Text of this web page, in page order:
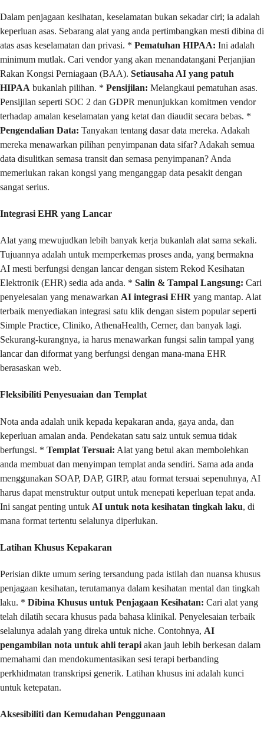
Dalam penjagaan kesihatan, keselamatan bukan sekadar ciri; ia adalah
keperluan asas. Sebarang alat yang anda pertimbangkan mesti dibina di
atas asas keselamatan dan privasi. * Pematuhan HIPAA: Ini adalah
minimum mutlak. Cari vendor yang akan menandatangani Perjanjian
Rakan Kongsi Perniagaan (BAA). Setiausaha AI yang patuh
HIPAA bukanlah pilihan. * Pensijilan: Melangkaui pematuhan asas.
Pensijilan seperti SOC 2 dan GDPR menunjukkan komitmen vendor
terhadap amalan keselamatan yang ketat dan diaudit secara bebas. *
Pengendalian Data: Tanyakan tentang dasar data mereka. Adakah
mereka menawarkan pilihan penyimpanan data sifar? Adakah semua
data disulitkan semasa transit dan semasa penyimpanan? Anda
memerlukan rakan kongsi yang menganggap data pesakit dengan
sangat serius.
Integrasi EHR yang Lancar
Alat yang mewujudkan lebih banyak kerja bukanlah alat sama sekali.
Tujuannya adalah untuk memperkemas proses anda, yang bermakna
AI mesti berfungsi dengan lancar dengan sistem Rekod Kesihatan
Elektronik (EHR) sedia ada anda. * Salin & Tampal Langsung: Cari
penyelesaian yang menawarkan AI integrasi EHR yang mantap. Alat
terbaik menyediakan integrasi satu klik dengan sistem popular seperti
Simple Practice, Cliniko, AthenaHealth, Cerner, dan banyak lagi.
Sekurang-kurangnya, ia harus menawarkan fungsi salin tampal yang
lancar dan diformat yang berfungsi dengan mana-mana EHR
berasaskan web.
Fleksibiliti Penyesuaian dan Templat
Nota anda adalah unik kepada kepakaran anda, gaya anda, dan
keperluan amalan anda. Pendekatan satu saiz untuk semua tidak
berfungsi. * Templat Tersuai: Alat yang betul akan membolehkan
anda membuat dan menyimpan templat anda sendiri. Sama ada anda
menggunakan SOAP, DAP, GIRP, atau format tersuai sepenuhnya, AI
harus dapat menstruktur output untuk menepati keperluan tepat anda.
Ini sangat penting untuk AI untuk nota kesihatan tingkah laku, di
mana format tertentu selalunya diperlukan.
Latihan Khusus Kepakaran
Perisian dikte umum sering tersandung pada istilah dan nuansa khusus
penjagaan kesihatan, terutamanya dalam kesihatan mental dan tingkah
laku. * Dibina Khusus untuk Penjagaan Kesihatan: Cari alat yang
telah dilatih secara khusus pada bahasa klinikal. Penyelesaian terbaik
selalunya adalah yang direka untuk niche. Contohnya, AI
pengambilan nota untuk ahli terapi akan jauh lebih berkesan dalam
memahami dan mendokumentasikan sesi terapi berbanding
perkhidmatan transkripsi generik. Latihan khusus ini adalah kunci
untuk ketepatan.
Aksesibiliti dan Kemudahan Penggunaan